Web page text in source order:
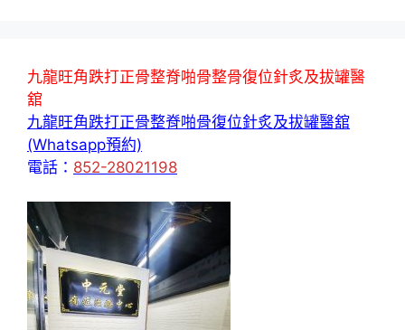
九龍旺角跌打正骨整脊啪骨整骨復位針炙及拔罐醫
舘
九龍旺角跌打正骨整脊啪骨復位針炙及拔罐醫舘
(Whatsapp預約)
電話： 852-28021198